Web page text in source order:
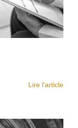
Lire l'article